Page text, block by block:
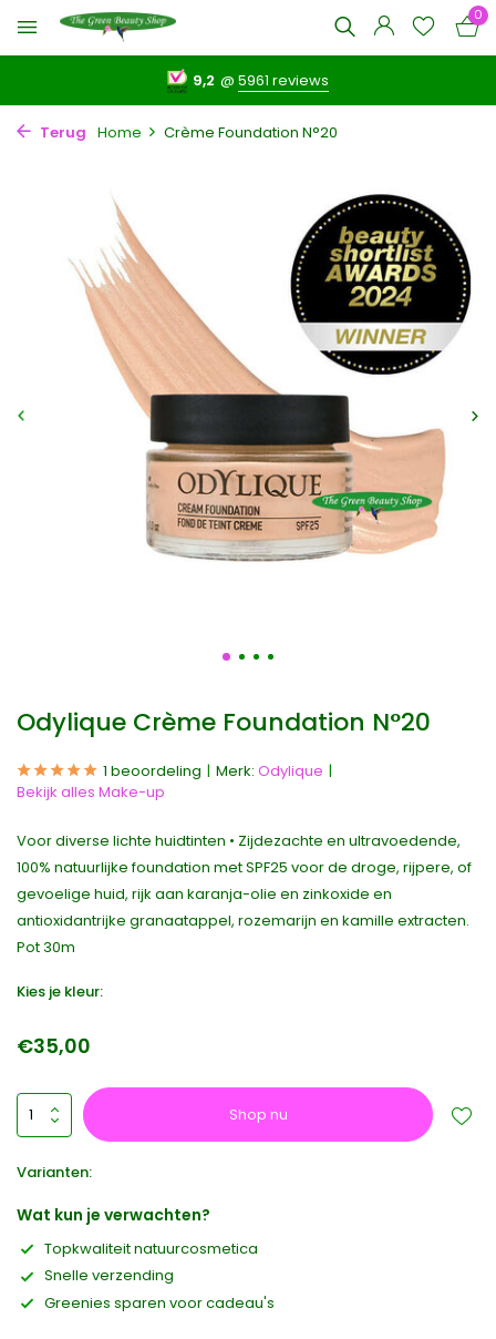
0
9,2 @5961 reviews
Terug Home Crème Foundation N°20
Odylique Crème Foundation N°20
1 beoordeling Merk: Odylique
Bekijk alles Make-up
Voor diverse lichte huidtinten • Zijdezachte en ultravoedende,
100% natuurlijke foundation met SPF25 voor de droge, rijpere, of
gevoelige huid, rijk aan karanja-olie en zinkoxide en
antioxidantrijke granaatappel, rozemarijn en kamille extracten.
Pot 30m
Kies je kleur:
€35,00
Shop nu
Varianten:
Wat kun je verwachten?
Topkwaliteit natuurcosmetica
Snelle verzending
Greenies sparen voor cadeau's